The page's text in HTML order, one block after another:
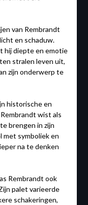
van Rembrandt
en schaduw.
hij diepte en emotie
stralen leven uit,
zijn onderwerp te
historische en
wist als
brengen in zijn
met symboliek en
na te denken
Rembrandt ook
palet varieerde
schakeringen,